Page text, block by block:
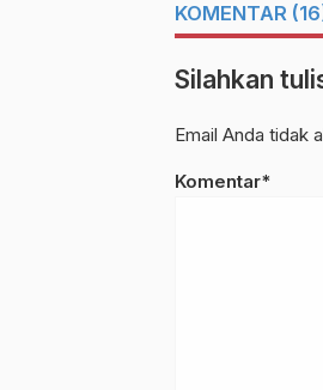
KOMENTAR
Silahkan
Email Anda tidak
Komentar*